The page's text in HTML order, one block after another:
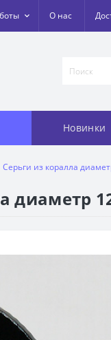
О нас
Новинки
Серьги из коралла
диаметр